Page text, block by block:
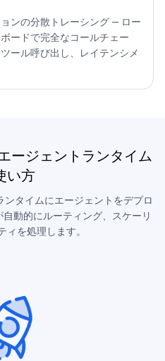
ンの分散トレーシング — ロー
ードで完全なコールチェー
ール呼び出し、レイテンシメ
ージェントランタイム
い方
タイムにエージェントをデプロ
動的にルーティング、スケーリ
ィを処理します。